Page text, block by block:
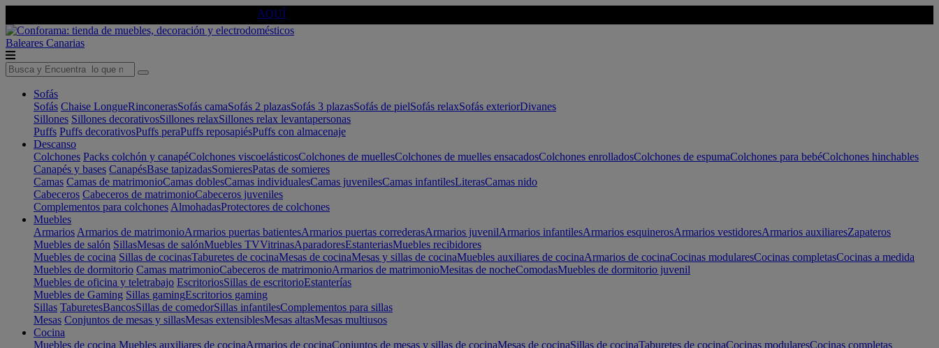
AQUÍ
Baleares Canarias
Sofás
Sofás Chaise LongueRinconerasSofás camaSofás 2 plazasSofás 3 plazasSofás de pielSofás relaxSofás exteriorDivanes
Sillones Sillones decorativosSillones relaxSillones relax levantapersonas
Puffs Puffs decorativosPuffs peraPuffs reposapiésPuffs con almacenaje
Descanso
Colchones Packs colchón y canapéColchones viscoelásticosColchones de muellesColchones de muelles ensacadosColchones enrolladosColchones de espumaColchones para bebéColchones hinchables
Canapés y bases CanapésBase tapizadasSomieresPatas de somieres
Camas Camas de matrimonioCamas doblesCamas individualesCamas juvenilesCamas infantilesLiterasCamas nido
Cabeceros Cabeceros de matrimonioCabeceros juveniles
Complementos para colchones AlmohadasProtectores de colchones
Muebles
Armarios Armarios de matrimonioArmarios puertas batientesArmarios puertas correderasArmarios juvenilArmarios infantilesArmarios esquinerosArmarios vestidoresArmarios auxiliaresZapateros
Muebles de salón SillasMesas de salónMuebles TVVitrinasAparadoresEstanteriasMuebles recibidores
Muebles de cocina Sillas de cocinasTaburetes de cocinaMesas de cocinaMesas y sillas de cocinaMuebles auxiliares de cocinaArmarios de cocinaCocinas modularesCocinas completasCocinas a medida
Muebles de dormitorio Camas matrimonioCabeceros de matrimonioArmarios de matrimonioMesitas de nocheComodasMuebles de dormitorio juvenil
Muebles de oficina y teletrabajo EscritoriosSillas de escritorioEstanterías
Muebles de Gaming Sillas gamingEscritorios gaming
Sillas TaburetesBancosSillas de comedorSillas infantilesComplementos para sillas
Mesas Conjuntos de mesas y sillasMesas extensiblesMesas altasMesas multiusos
Cocina
Muebles de cocina Muebles auxiliares de cocinaArmarios de cocinaConjuntos de mesas y sillas de cocinaMesas de cocinaSillas de cocinaTaburetes de cocinaCocinas modularesCocinas completas